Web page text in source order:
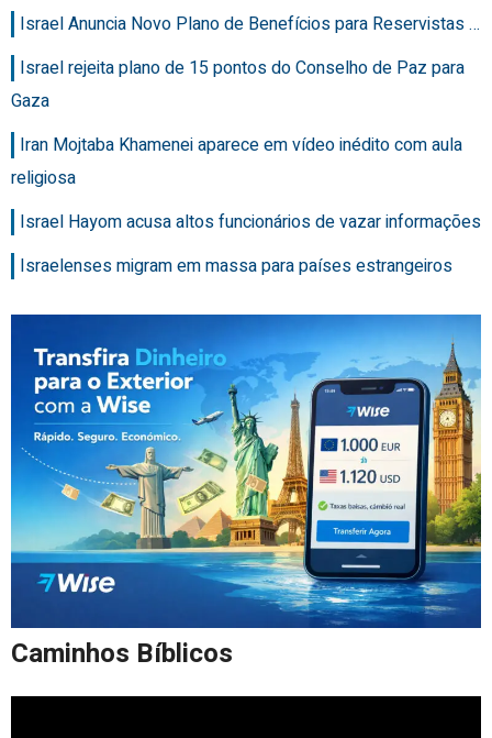
Israel Anuncia Novo Plano de Benefícios para Reservistas …
Israel rejeita plano de 15 pontos do Conselho de Paz para
Gaza
Iran Mojtaba Khamenei aparece em vídeo inédito com aula
religiosa
Israel Hayom acusa altos funcionários de vazar informações
Israelenses migram em massa para países estrangeiros
Caminhos Bíblicos